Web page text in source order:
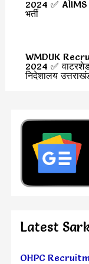
2024 ✅ AIIMS
भर्ती
WMDUK
2024 ✅
निदेशालय
Latest
OHPC